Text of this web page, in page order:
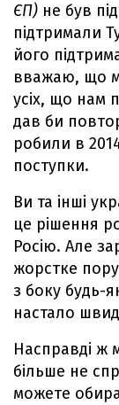
ЄП) не був
підтримали
його
вважаю, що
усіх, що нам
дав би
робили в
поступки.
Ви та інші
це рішення
Росію. Але
жорстке
з боку будь-
настало
Насправді ж
більше не
можете